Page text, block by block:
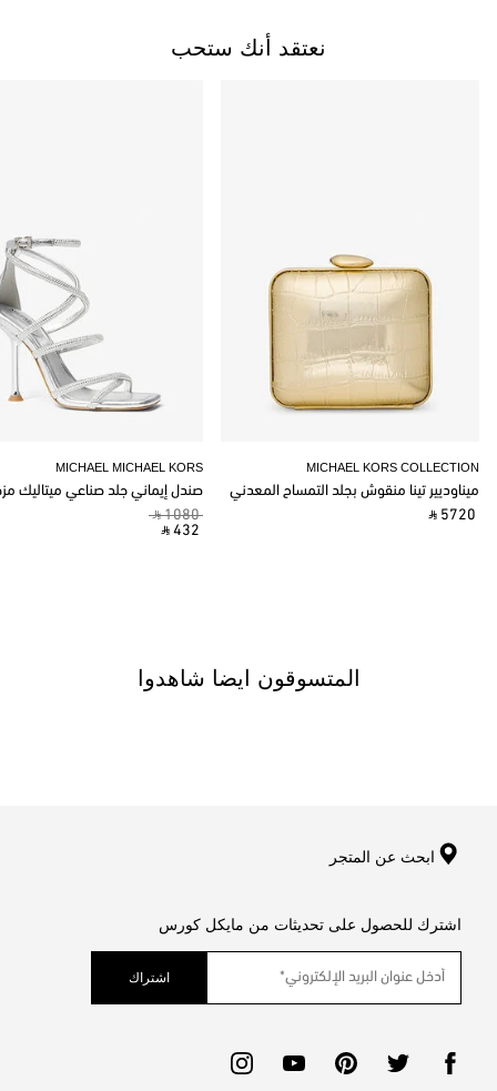
نعتقد أنك ستحب
MICHAEL MICHAEL KORS
صندل إيماني جلد صناعي ميتاليك
‎ ⃁ 1080 ‎
‎ ⃁ 432 ‎
MICHAEL KORS COLLECTION
ميناوديير تينا منقوش بجلد التمساح المعدني
‎ ⃁ 5720 ‎
المتسوقون ايضا شاهدوا
ابحث عن المتجر
اشترك للحصول على تحديثات من مايكل كورس
اشتراك